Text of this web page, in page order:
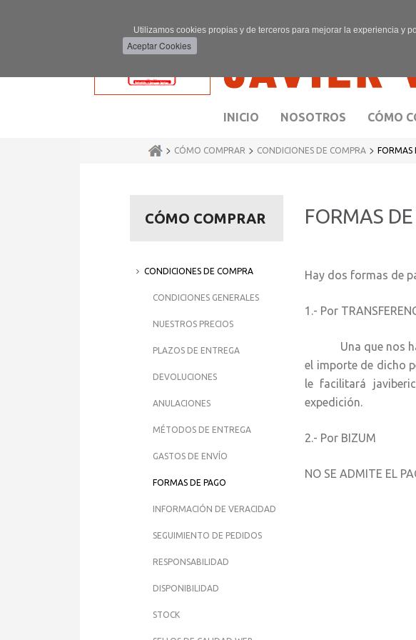
Utilizamos cookies propias y de terceros para mejorar la experiencia y
INICIO NOSOTROS CÓMO
> CÓMO COMPRAR > CONDICIONES DE COMPRA > FORMAS
FORMAS
Hay dos formas de
1.- Por
Una que nos
el importe de dicho
le facilitará
expedición.
2.- Por BIZUM
NO SE ADMITE EL
CÓMO COMPRAR
CONDICIONES DE COMPRA
CONDICIONES GENERALES
NUESTROS PRECIOS
PLAZOS DE ENTREGA
DEVOLUCIONES
ANULACIONES
MÉTODOS DE ENTREGA
GASTOS DE ENVÍO
FORMAS DE PAGO
INFORMACIÓN DE VERACIDAD
SEGUIMIENTO DE PEDIDOS
RESPONSABILIDAD
DISPONIBILIDAD
STOCK